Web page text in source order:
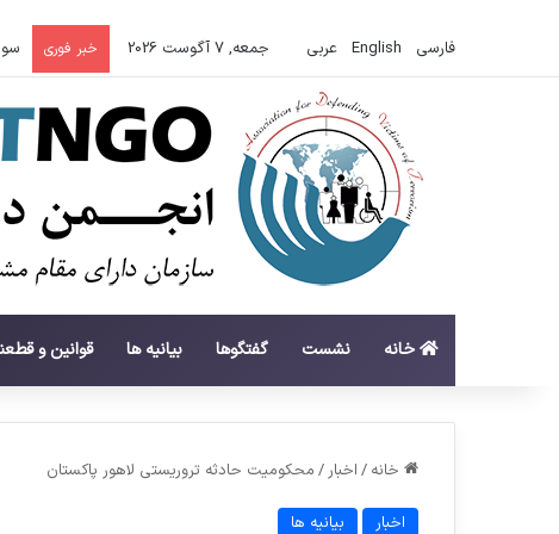
فارسی English عربي جمعه, 7 آگوست 2026 خبر فوری
خانه نشست گفتگوها بیانیه ها قوانین و
خانه / اخبار/ محکومیت حادثه تروریستی لاهور پاکستان
اخبار بیانیه ها